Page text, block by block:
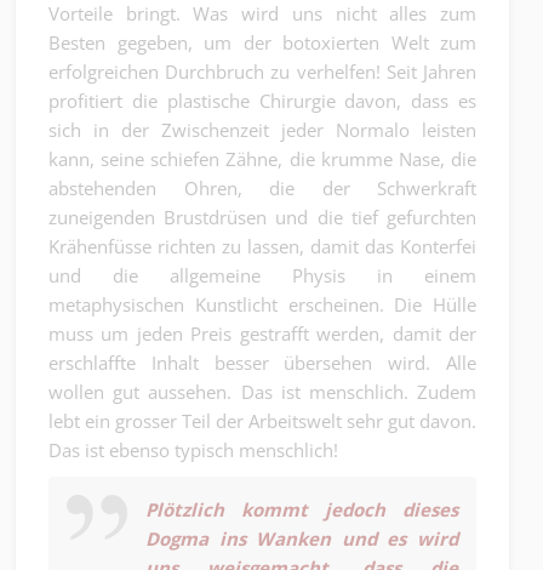
Vorteile bringt. Was wird uns nicht alles zum
Besten gegeben, um der botoxierten Welt zum
erfolgreichen Durchbruch zu verhelfen! Seit Jahren
profitiert die plastische Chirurgie davon, dass es
sich in der Zwischenzeit jeder Normalo leisten
kann, seine schiefen Zähne, die krumme Nase, die
abstehenden Ohren, die der Schwerkraft
zuneigenden Brustdrüsen und die tief gefurchten
Krähenfüsse richten zu lassen, damit das Konterfei
und die allgemeine Physis in einem
metaphysischen Kunstlicht erscheinen. Die Hülle
muss um jeden Preis gestrafft werden, damit der
erschlaffte Inhalt besser übersehen wird. Alle
wollen gut aussehen. Das ist menschlich. Zudem
lebt ein grosser Teil der Arbeitswelt sehr gut davon.
Das ist ebenso typisch menschlich!
Plötzlich kommt jedoch dieses
Dogma ins Wanken und es wird